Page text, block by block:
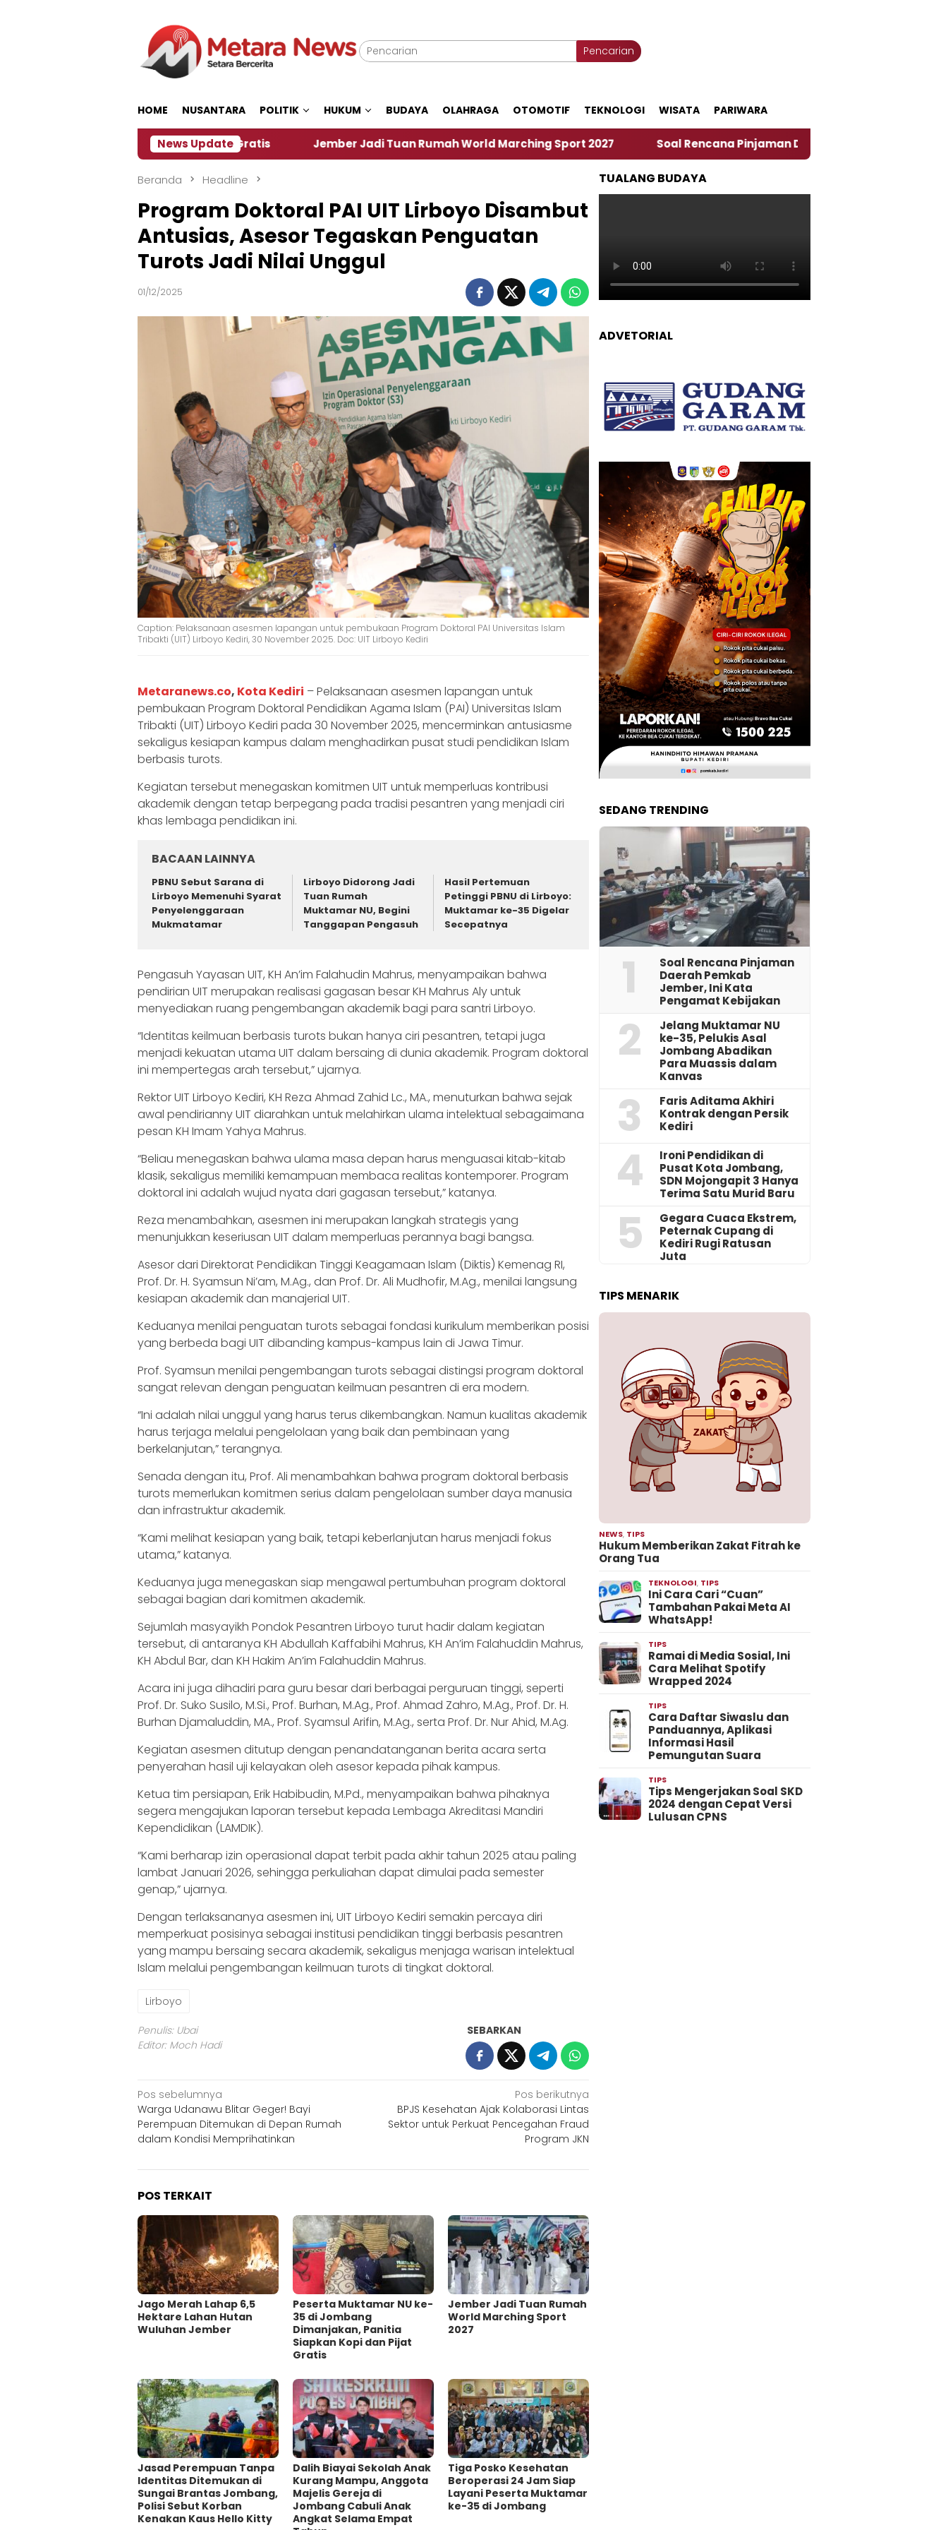
Pencarian
HOME NUSANTARA POLITIK HUKUM BUDAYA OLAHRAGA OTOMOTIF TEKNOLOGI WISATA PARIWARA
News Update
Siapkan Kopi dan Pijat Gratis Jember Jadi Tuan Rumah World Marching Sport 2027 ‎Soal Rencana Pinjaman Daerah Pemkab Jember, Ini Kata
Beranda Headline
Program Doktoral PAI UIT Lirboyo Disambut
Antusias, Asesor Tegaskan Penguatan
Turots Jadi Nilai Unggul
01/12/2025
Caption: Pelaksanaan asesmen lapangan untuk pembukaan Program Doktoral PAI Universitas Islam
Tribakti (UIT) Lirboyo Kediri, 30 November 2025. Doc: UIT Lirboyo Kediri
Metaranews.co, Kota Kediri – Pelaksanaan asesmen lapangan untuk
pembukaan Program Doktoral Pendidikan Agama Islam (PAI) Universitas Islam
Tribakti (UIT) Lirboyo Kediri pada 30 November 2025, mencerminkan antusiasme
sekaligus kesiapan kampus dalam menghadirkan pusat studi pendidikan Islam
berbasis turots.
Kegiatan tersebut menegaskan komitmen UIT untuk memperluas kontribusi
akademik dengan tetap berpegang pada tradisi pesantren yang menjadi ciri
khas lembaga pendidikan ini.
BACAAN LAINNYA
PBNU Sebut Sarana di
Lirboyo Memenuhi Syarat
Penyelenggaraan
Mukmatamar
Lirboyo Didorong Jadi
Tuan Rumah
Muktamar NU, Begini
Tanggapan Pengasuh
Hasil Pertemuan
Petinggi PBNU di Lirboyo:
Muktamar ke-35 Digelar
Secepatnya
Pengasuh Yayasan UIT, KH An’im Falahudin Mahrus, menyampaikan bahwa
pendirian UIT merupakan realisasi gagasan besar KH Mahrus Aly untuk
menyediakan ruang pengembangan akademik bagi para santri Lirboyo.
“Identitas keilmuan berbasis turots bukan hanya ciri pesantren, tetapi juga
menjadi kekuatan utama UIT dalam bersaing di dunia akademik. Program doktoral
ini mempertegas arah tersebut,” ujarnya.
Rektor UIT Lirboyo Kediri, KH Reza Ahmad Zahid Lc., MA., menuturkan bahwa sejak
awal pendirianny UIT diarahkan untuk melahirkan ulama intelektual sebagaimana
pesan KH Imam Yahya Mahrus.
“Beliau menegaskan bahwa ulama masa depan harus menguasai kitab-kitab
klasik, sekaligus memiliki kemampuan membaca realitas kontemporer. Program
doktoral ini adalah wujud nyata dari gagasan tersebut,” katanya.
Reza menambahkan, asesmen ini merupakan langkah strategis yang
menunjukkan keseriusan UIT dalam memperluas perannya bagi bangsa.
Asesor dari Direktorat Pendidikan Tinggi Keagamaan Islam (Diktis) Kemenag RI,
Prof. Dr. H. Syamsun Ni’am, M.Ag., dan Prof. Dr. Ali Mudhofir, M.Ag., menilai langsung
kesiapan akademik dan manajerial UIT.
Keduanya menilai penguatan turots sebagai fondasi kurikulum memberikan posisi
yang berbeda bagi UIT dibanding kampus-kampus lain di Jawa Timur.
Prof. Syamsun menilai pengembangan turots sebagai distingsi program doktoral
sangat relevan dengan penguatan keilmuan pesantren di era modern.
“Ini adalah nilai unggul yang harus terus dikembangkan. Namun kualitas akademik
harus terjaga melalui pengelolaan yang baik dan pembinaan yang
berkelanjutan,” terangnya.
Senada dengan itu, Prof. Ali menambahkan bahwa program doktoral berbasis
turots memerlukan komitmen serius dalam pengelolaan sumber daya manusia
dan infrastruktur akademik.
“Kami melihat kesiapan yang baik, tetapi keberlanjutan harus menjadi fokus
utama,” katanya.
Keduanya juga menegaskan siap mengawal pertumbuhan program doktoral
sebagai bagian dari komitmen akademik.
Sejumlah masyayikh Pondok Pesantren Lirboyo turut hadir dalam kegiatan
tersebut, di antaranya KH Abdullah Kaffabihi Mahrus, KH An’im Falahuddin Mahrus,
KH Abdul Bar, dan KH Hakim An’im Falahuddin Mahrus.
Acara ini juga dihadiri para guru besar dari berbagai perguruan tinggi, seperti
Prof. Dr. Suko Susilo, M.Si., Prof. Burhan, M.Ag., Prof. Ahmad Zahro, M.Ag., Prof. Dr. H.
Burhan Djamaluddin, MA., Prof. Syamsul Arifin, M.Ag., serta Prof. Dr. Nur Ahid, M.Ag.
Kegiatan asesmen ditutup dengan penandatanganan berita acara serta
penyerahan hasil uji kelayakan oleh asesor kepada pihak kampus.
Ketua tim persiapan, Erik Habibudin, M.Pd., menyampaikan bahwa pihaknya
segera mengajukan laporan tersebut kepada Lembaga Akreditasi Mandiri
Kependidikan (LAMDIK).
“Kami berharap izin operasional dapat terbit pada akhir tahun 2025 atau paling
lambat Januari 2026, sehingga perkuliahan dapat dimulai pada semester
genap,” ujarnya.
Dengan terlaksananya asesmen ini, UIT Lirboyo Kediri semakin percaya diri
memperkuat posisinya sebagai institusi pendidikan tinggi berbasis pesantren
yang mampu bersaing secara akademik, sekaligus menjaga warisan intelektual
Islam melalui pengembangan keilmuan turots di tingkat doktoral.
Lirboyo
Penulis: Ubai
Editor: Moch Hadi
SEBARKAN
Navigasi
pos
Pos sebelumnya
Warga Udanawu Blitar Geger! Bayi
Perempuan Ditemukan di Depan Rumah
dalam Kondisi Memprihatinkan
Pos berikutnya
BPJS Kesehatan Ajak Kolaborasi Lintas
Sektor untuk Perkuat Pencegahan Fraud
Program JKN
POS TERKAIT
Jago Merah Lahap 6,5
Hektare Lahan Hutan
Wuluhan Jember
Peserta Muktamar NU ke-
35 di Jombang
Dimanjakan, Panitia
Siapkan Kopi dan Pijat
Gratis
Jember Jadi Tuan Rumah
World Marching Sport
2027
Jasad Perempuan Tanpa
Identitas Ditemukan di
Sungai Brantas Jombang,
Polisi Sebut Korban
Kenakan Kaus Hello Kitty
Dalih Biayai Sekolah Anak
Kurang Mampu, Anggota
Majelis Gereja di
Jombang Cabuli Anak
Angkat Selama Empat
Tiga Posko Kesehatan
Beroperasi 24 Jam Siap
Layani Peserta Muktamar
ke-35 di Jombang
TUALANG BUDAYA
ADVETORIAL
SEDANG TRENDING
1
‎Soal Rencana Pinjaman
Daerah Pemkab
Jember, Ini Kata
Pengamat Kebijakan ‎
2
Jelang Muktamar NU
ke-35, Pelukis Asal
Jombang Abadikan
Para Muassis dalam
Kanvas
3
Faris Aditama Akhiri
Kontrak dengan Persik
Kediri
4
Ironi Pendidikan di
Pusat Kota Jombang,
SDN Mojongapit 3 Hanya
Terima Satu Murid Baru
5
‎Gegara Cuaca Ekstrem,
Peternak Cupang di
Kediri Rugi Ratusan
Juta
TIPS MENARIK
NEWS, TIPS
Hukum Memberikan Zakat Fitrah ke
Orang Tua
TEKNOLOGI, TIPS
Ini Cara Cari “Cuan”
Tambahan Pakai Meta AI
WhatsApp!
TIPS
Ramai di Media Sosial, Ini
Cara Melihat Spotify
Wrapped 2024
TIPS
Cara Daftar Siwaslu dan
Panduannya, Aplikasi
Informasi Hasil
Pemungutan Suara
TIPS
Tips Mengerjakan Soal SKD
2024 dengan Cepat Versi
Lulusan CPNS